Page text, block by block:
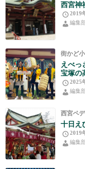
西宮神
2019
編集
街かど
えべっ
宝塚の
2025
編集
西宮ペ
十日え
2019
編集